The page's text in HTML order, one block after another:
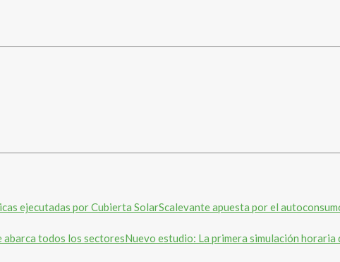
Scalevante apuesta por el
Nuevo estudio: La primera simulación